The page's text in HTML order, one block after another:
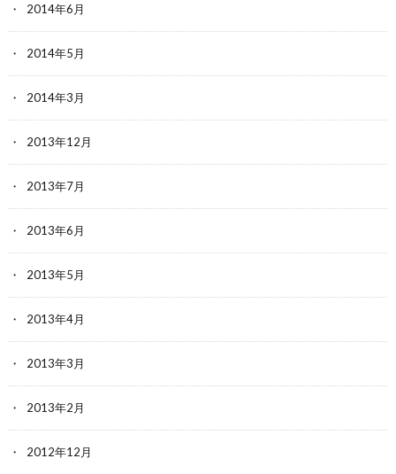
2014年6月
2014年5月
2014年3月
2013年12月
2013年7月
2013年6月
2013年5月
2013年4月
2013年3月
2013年2月
2012年12月